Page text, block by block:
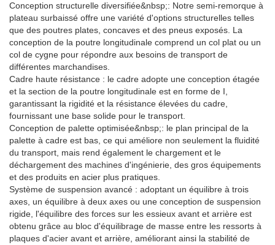
Conception structurelle diversifiée&nbsp;: Notre semi-remorque à
plateau surbaissé offre une variété d'options structurelles telles
que des poutres plates, concaves et des pneus exposés. La
conception de la poutre longitudinale comprend un col plat ou un
col de cygne pour répondre aux besoins de transport de
différentes marchandises.
Cadre haute résistance : le cadre adopte une conception étagée
et la section de la poutre longitudinale est en forme de I,
garantissant la rigidité et la résistance élevées du cadre,
fournissant une base solide pour le transport.
Conception de palette optimisée&nbsp;: le plan principal de la
palette à cadre est bas, ce qui améliore non seulement la fluidité
du transport, mais rend également le chargement et le
déchargement des machines d'ingénierie, des gros équipements
et des produits en acier plus pratiques.
Système de suspension avancé : adoptant un équilibre à trois
axes, un équilibre à deux axes ou une conception de suspension
rigide, l'équilibre des forces sur les essieux avant et arrière est
obtenu grâce au bloc d'équilibrage de masse entre les ressorts à
plaques d'acier avant et arrière, améliorant ainsi la stabilité de